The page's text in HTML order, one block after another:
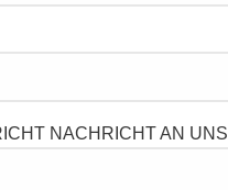
NACHRICHT AN UNS